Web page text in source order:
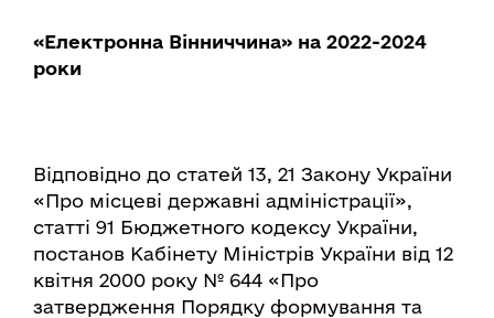
«Електронна Вінниччина» на 2022-2024
роки
Відповідно до статей 13, 21 Закону України
«Про місцеві державні адміністрації»,
статті 91 Бюджетного кодексу України,
постанов Кабінету Міністрів України від 12
квітня 2000 року № 644 «Про
затвердження Порядку формування та